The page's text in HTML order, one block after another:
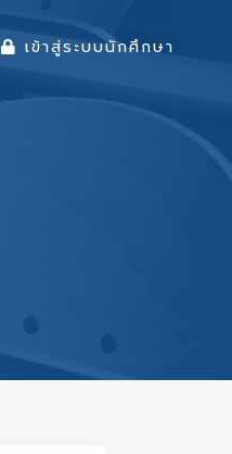
เข้าสู่ระบบนักศึกษา